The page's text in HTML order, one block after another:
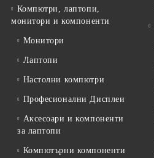
Компютри, лаптопи,
монитори и компоненти
Монитори
Лаптопи
Настолни компютри
Професионални Дисплеи
Аксесоари и компоненти
за лаптопи
Компютърни компоненти